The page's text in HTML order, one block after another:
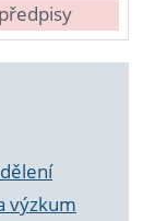
výzkum